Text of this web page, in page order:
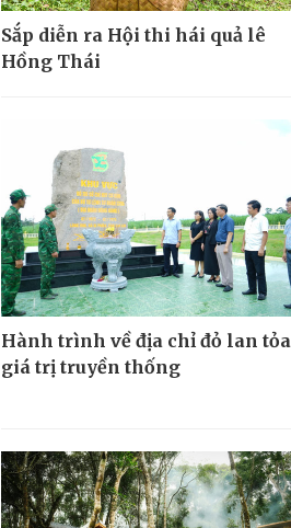
Sắp diễn ra Hội thi hái quả lê
Hồng Thái
Hành trình về địa chỉ đỏ lan tỏa
giá trị truyền thống